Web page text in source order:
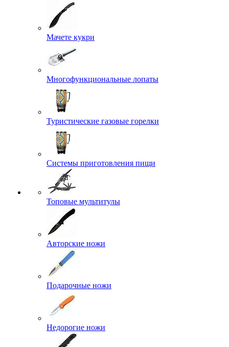
Мачете кукри
Многофункциональные лопаты
Туристические газовые горелки
Системы приготовления пищи
Топовые мультитулы
Авторские ножи
Подарочные ножи
Недорогие ножи